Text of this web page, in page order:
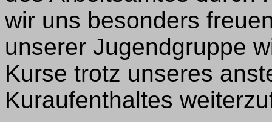
wir uns besonders
unserer Jugendgruppe
Kurse trotz unseres
Kuraufenthaltes